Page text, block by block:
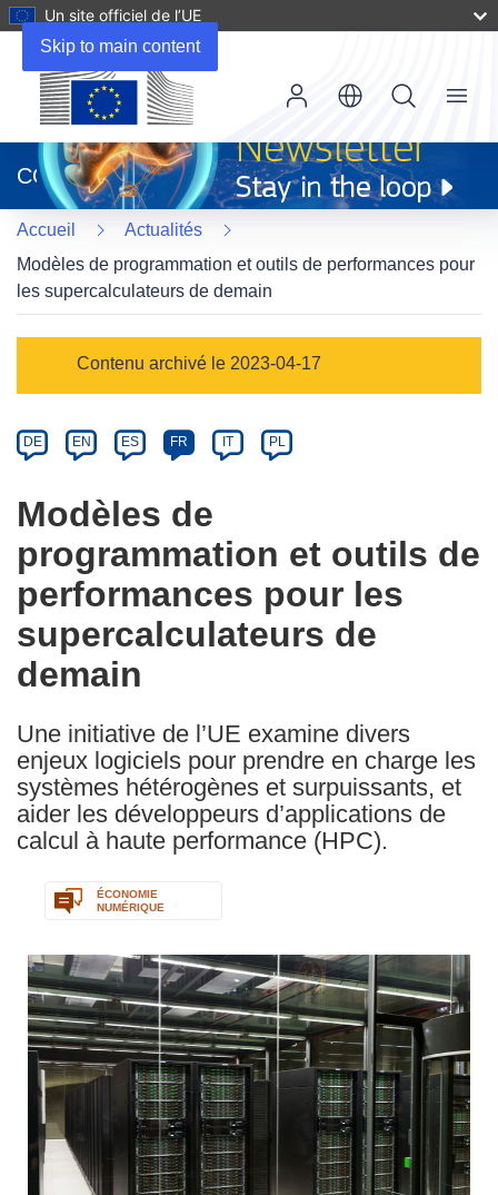
Skip to main content
Un site officiel de l’UE
dans
une
nouvelle
fenêtre)
CORDIS
Menu
Accueil
Actualités
Modèles de programmation et outils de performances pour
les supercalculateurs de demain
Category
Contenu archivé le 2023-04-17
Article
available
the
following
languages:
DE EN ES FR IT PL
Modèles de
programmation et outils de
performances pour les
supercalculateurs de
demain
Une initiative de l’UE examine divers
enjeux logiciels pour prendre en charge les
systèmes hétérogènes et surpuissants, et
aider les développeurs d’applications de
calcul à haute performance (HPC).
ÉCONOMIE
NUMÉRIQUE